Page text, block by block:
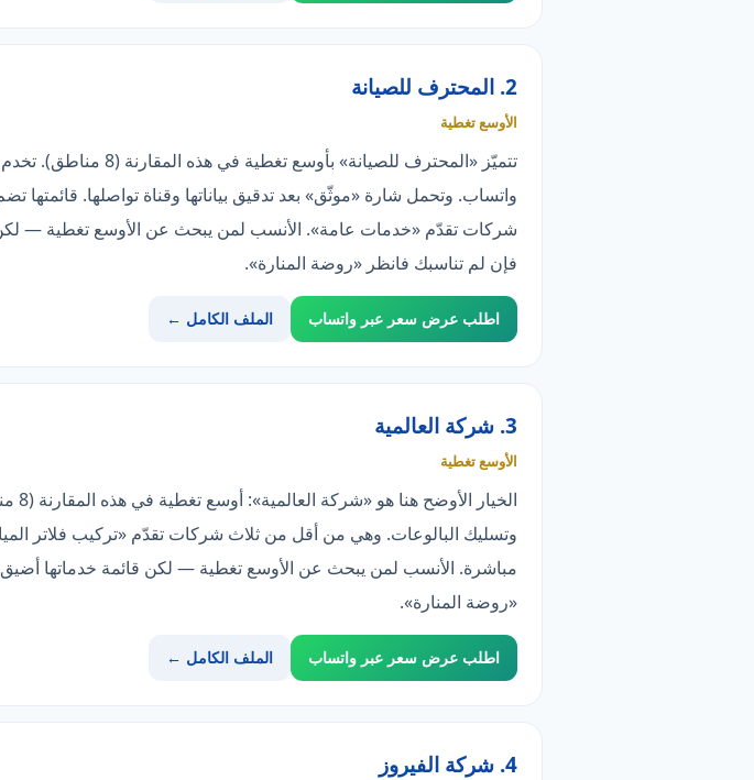
2. المحترف للصيانة
الأوسع تغطية
واتساب. وتحمل شارة «موثّق» بعد تدقيق بياناتها وقناة تواصلها.
فإن لم تناسبك فانظر «روضة المنارة».
اطلب عرض سعر عبر واتساب الملف الكامل ←
3. شركة العالمية
الأوسع تغطية
وتسليك البالوعات. وهي من أقل من ثلاث شركات تقدّم «تركيب فلاتر
«روضة المنارة».
اطلب عرض سعر عبر واتساب الملف الكامل ←
4. شركة الفيروز